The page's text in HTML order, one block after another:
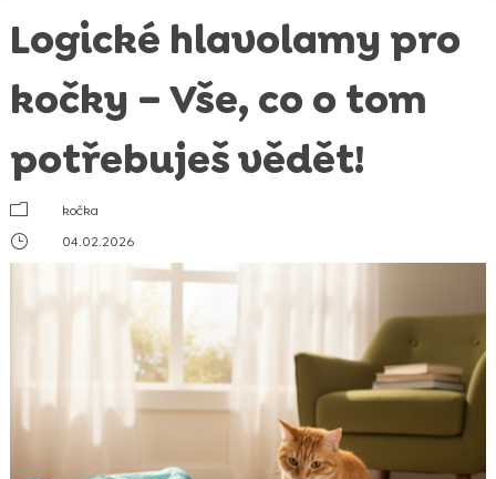
Logické hlavolamy pro
kočky – Vše, co o tom
potřebuješ vědět!
m
kočka
}
04.02.2026